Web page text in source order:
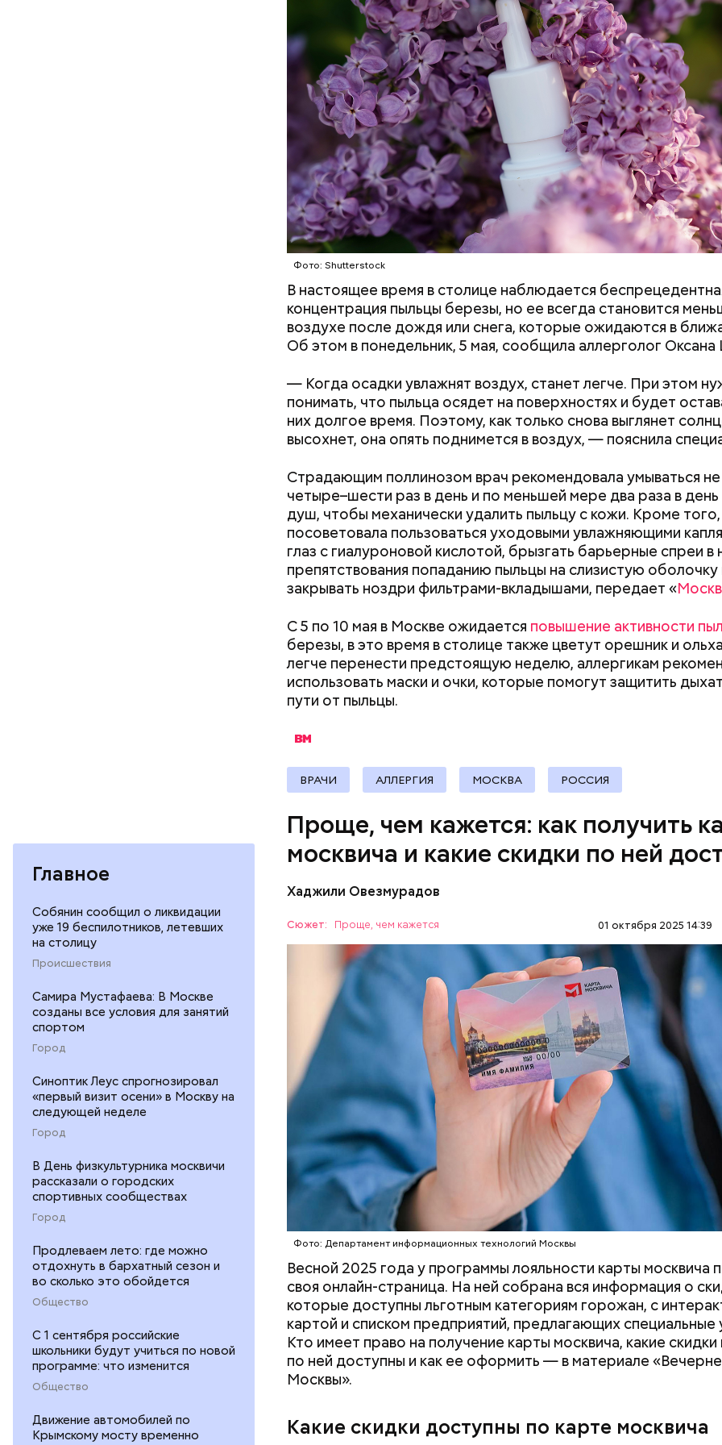
Главное
Собянин сообщил о ликвидации
уже 19 беспилотников, летевших
на столицу
Происшествия
Самира Мустафаева: В Москве
созданы все условия для занятий
спортом
Город
Синоптик Леус спрогнозировал
«первый визит осени» в Москву на
следующей неделе
Город
В День физкультурника москвичи
рассказали о городских
спортивных сообществах
Город
Продлеваем лето: где можно
отдохнуть в бархатный сезон и
во сколько это обойдется
Общество
С 1 сентября российские
школьники будут учиться по новой
программе: что изменится
Общество
Движение автомобилей по
Крымскому мосту временно
Фото: Shutterstock
В настоящее время в столице наблюдается
концентрация пыльцы березы, но ее всегда становится
воздухе после дождя или снега, которые ожидаются в
Об этом в понедельник, 5 мая, сообщила аллерголог
— Когда осадки увлажнят воздух, станет легче. При этом
понимать, что пыльца осядет на поверхностях и будет
них долгое время. Поэтому, как только снова выглянет
высохнет, она опять поднимется в воздух, — пояснила
Страдающим поллинозом врач рекомендовала умываться
четыре–шести раз в день и по меньшей мере два раза в
душ, чтобы механически удалить пыльцу с кожи. Кроме
посоветовала пользоваться уходовыми увлажняющими
глаз с гиалуроновой кислотой, брызгать барьерные спреи в
препятствования попаданию пыльцы на слизистую оболочку
закрывать ноздри фильтрами-вкладышами, передает «
С 5 по 10 мая в Москве ожидается повышение активности
березы, в это время в столице также цветут орешник и
легче перенести предстоящую неделю, аллергикам
использовать маски и очки, которые помогут защитить
пути от пыльцы.
ВРАЧИ АЛЛЕРГИЯ МОСКВА РОССИЯ
Проще, чем кажется: как получить
москвича и какие скидки по ней
Хаджили Овезмурадов
Сюжет: Проще, чем кажется 01 октября 2025 14:39
Фото: Департамент информационных технологий Москвы
Весной 2025 года у программы лояльности карты москвича
своя онлайн-страница. На ней собрана вся информация о
которые доступны льготным категориям горожан, с
картой и списком предприятий, предлагающих специальные
Кто имеет право на получение карты москвича, какие скидки
по ней доступны и как ее оформить — в материале
Москвы».
Какие скидки доступны по карте москвича
Скидки по карте москвича доступны в следующих
скидки для автовладельцев (заправки, мойки и так далее);
аптеки;
бытовые услуги;
ветеринария и зоотовары;
детские товары;
досуг и развлечения;
кафе и рестораны;
образование (курсы и учебные центры);
одежда;
оптика;
парфюмерия и косметика;
продукты питания (супермаркеты, магазины у дома);
страхование, право и финансы;
бытовая техника и электроника;
товары для дома;
Как найти информацию о льготах и скидках
ПОРТАЛ MOS.RU МОСКВА ЛЬГОТЫ
— На сегодняшний день уже готово более 50 процентов
веломаршрута, то есть около 71 километра. В 2023 году его
— от Тимирязевского парка до Лосиного Острова за счет
велополос на улицах между парками. Таким образом, уже
участки от метро «Профсоюзная» до Лосиного Острова.
реализована в пяти округах города, подчеркнули в ЦОДД:
— Маршрут затрагивает востребованные улицы районов.
делам по реализованным велополосам и велодорожкам.
Фото: Shutterstock
Как банки будут
блокировать переводы при
обнаружении вредоносного
ПО на устройствах клиентов
Разрыв в
обстоят дела с
стереотипами
труда в России
Как поменять батареи дома и
не получить штраф
Как получить до
рублей от